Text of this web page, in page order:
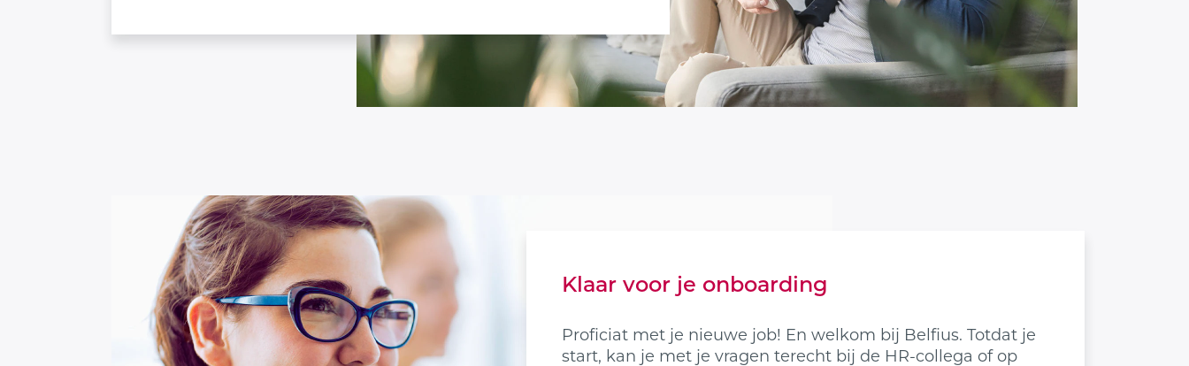
Klaar voor je onboarding
Proficiat met je nieuwe job! En welkom bij Belfius. Totdat je
start, kan je met je vragen terecht bij de HR-collega of op